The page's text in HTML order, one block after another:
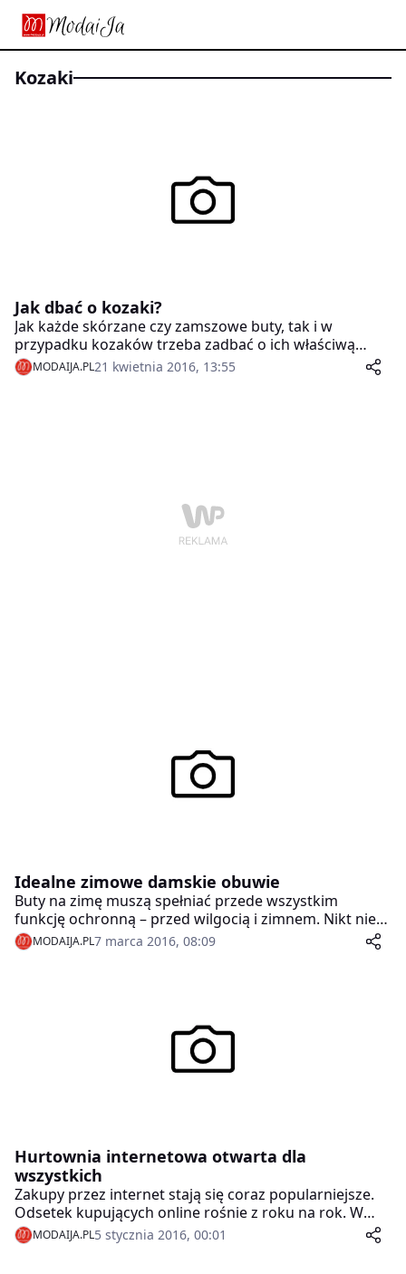
kozaki
Jak dbać o kozaki?
Jak każde skórzane czy zamszowe buty, tak i w
przypadku kozaków trzeba zadbać o ich właściwą
pielęgnację. Oczywiście, o buty należy dbać przez cały
rok, ale szczególną uwagę należy im poświęcić w
MODAIJA.PL21 kwietnia 2016, 13:55
Idealne zimowe damskie obuwie
Buty na zimę muszą spełniać przede wszystkim
funkcję ochronną – przed wilgocią i zimnem. Nikt nie
lubi marznąć w stopy, a przemoknięte buty w mroźny
dzień oznaczają gwarantowany katar i przeziębienie.
prezentować. Co zatem założyć, by nie zmarznąć i
MODAIJA.PL7 marca 2016, 08:09
Hurtownia internetowa otwarta dla
wszystkich
Zakupy przez internet stają się coraz popularniejsze.
Odsetek kupujących online rośnie z roku na rok. W
tym roku prezenty przez internet nabędzie 81,6 proc.
Polaków – wynika z badania PayPal/ GfK.
MODAIJA.PL5 stycznia 2016, 00:01